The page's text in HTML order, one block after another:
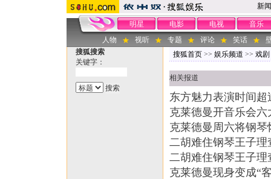
新闻
明星 电影 电视
音乐
人物
视听 专题 评论 笑话
搜狐搜索
关键字：
搜狐首页 >> 娱乐频道 >> 戏剧
相关报道
东方魅力表演时间
克莱德曼开音乐会
克莱德曼周六将钢
二胡难住钢琴王子理
二胡难住钢琴王子理
克莱德曼现身变成“